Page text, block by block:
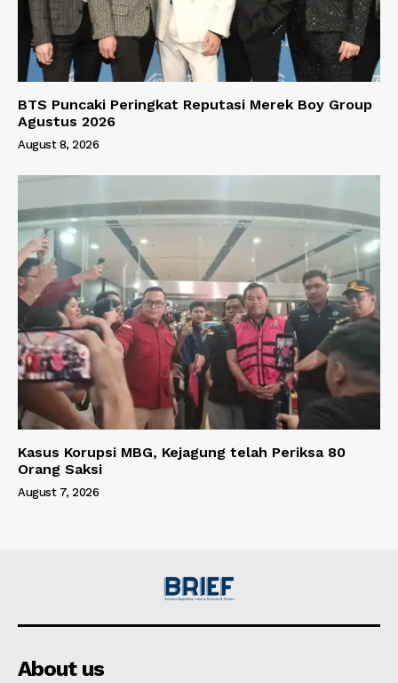
BTS Puncaki Peringkat Reputasi Merek Boy Group
Agustus 2026
August 8, 2026
Kasus Korupsi MBG, Kejagung telah Periksa 80
Orang Saksi
August 7, 2026
About us